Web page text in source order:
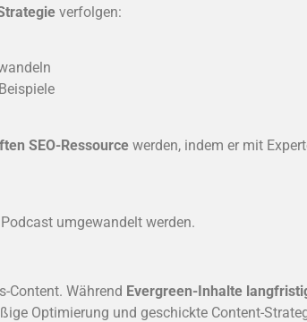
verfolgen:
SEO-Ressource werden, indem er mit
umgewandelt werden.
Content. Während Evergreen-Inhalte
Optimierung und geschickte Content-